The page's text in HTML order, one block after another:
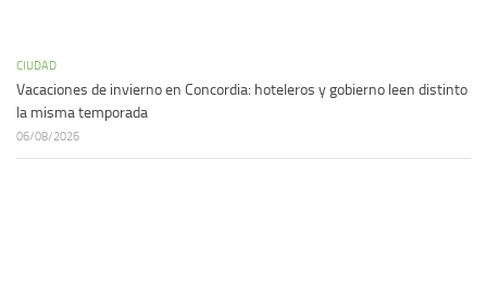
CIUDAD
Vacaciones de invierno en Concordia: hoteleros y gobierno leen distinto
la misma temporada
06/08/2026